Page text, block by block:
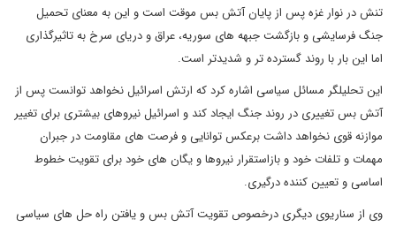
تنش در نوار غزه پس از پایان آتش بس موقت است و این به معنای تحمیل
جنگ فرسایشی و بازگشت جبهه های سوریه، عراق و دریای سرخ به تاثیرگذاری
اما این بار با روند گسترده تر و شدیدتر است.
این تحلیلگر مسائل سیاسی اشاره کرد که ارتش اسرائیل نخواهد توانست پس از
آتش بس تغییری در روند جنگ ایجاد کند و اسرائیل نیروهای بیشتری برای تغییر
موازنه قوی نخواهد داشت برعکس توانایی و فرصت های مقاومت در جبران
مهمات و تلفات خود و بازاستقرار نیروها و یگان های خود برای تقویت خطوط
اساسی و تعیین کننده درگیری.
وی از سناریوی دیگری درخصوص تقویت آتش بس و یافتن راه حل های سیاسی